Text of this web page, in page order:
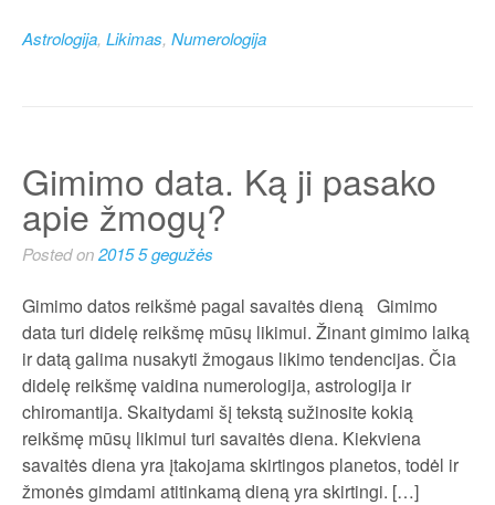
Astrologija, Likimas, Numerologija
Gimimo data. Ką ji pasako
apie žmogų?
Posted on2015 5 gegužės
Gimimo datos reikšmė pagal savaitės dieną Gimimo
data turi didelę reikšmę mūsų likimui. Žinant gimimo laiką
ir datą galima nusakyti žmogaus likimo tendencijas. Čia
didelę reikšmę vaidina numerologija, astrologija ir
chiromantija. Skaitydami šį tekstą sužinosite kokią
reikšmę mūsų likimui turi savaitės diena. Kiekviena
savaitės diena yra įtakojama skirtingos planetos, todėl ir
žmonės gimdami atitinkamą dieną yra skirtingi. […]